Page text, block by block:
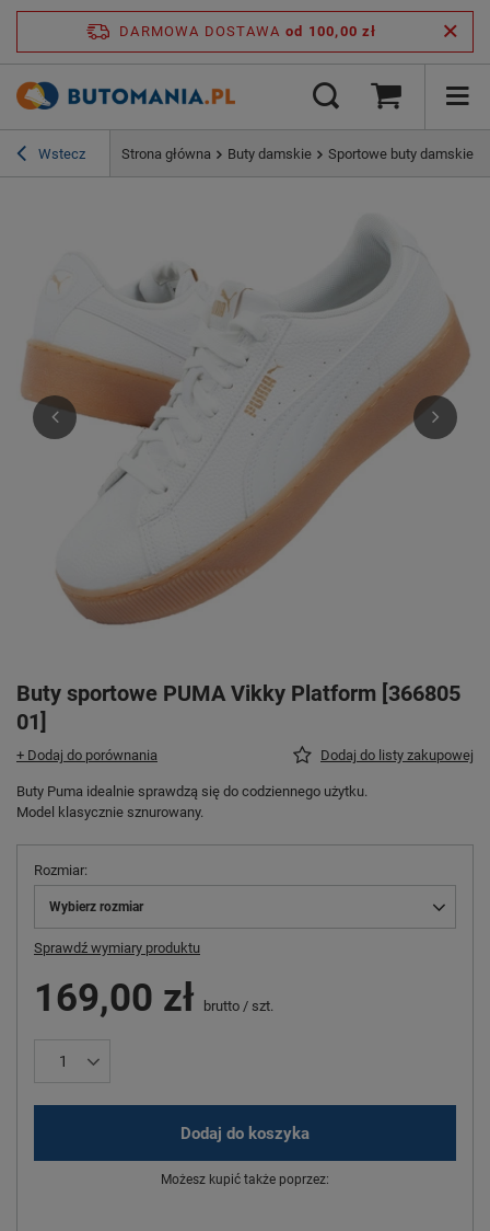
DARMOWA DOSTAWA od 100,00 zł
Wstecz Strona główna Buty damskie Sportowe buty damskie
Buty sportowe PUMA Vikky Platform [366805
01]
+ Dodaj do porównania Dodaj do listy zakupowej
Buty Puma idealnie sprawdzą się do codziennego użytku.
Model klasycznie sznurowany.
Rozmiar
Wybierz rozmiar
Sprawdź wymiary produktu
169,00 zł brutto / szt.
Dodaj do koszyka
Możesz kupić także poprzez: